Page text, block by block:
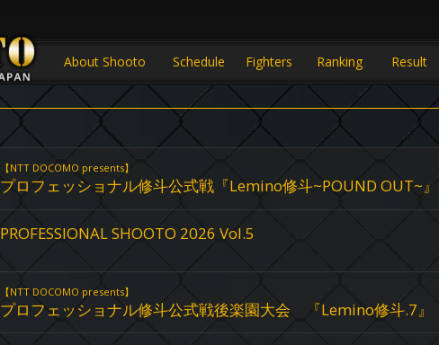
About Shooto Schedule Fighters Ranking Result
【NTT DOCOMO presents】
プロフェッショナル修斗公式戦『Lemino修斗~POUND OUT~』
PROFESSIONAL SHOOTO 2026 Vol.5
【NTT DOCOMO presents】
プロフェッショナル修斗公式戦後楽園大会 『Lemino修斗.7』